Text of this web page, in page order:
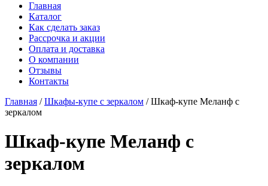
Главная
Каталог
Как сделать заказ
Рассрочка и акции
Оплата и доставка
О компании
Отзывы
Контакты
Главная /Шкафы-купе с зеркалом / Шкаф-купе Меланф с
зеркалом
Шкаф-купе Меланф с
зеркалом